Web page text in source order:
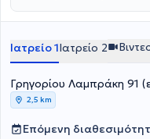
Ιατρείο 1Ιατρείο 2
Γρηγορίου Λαμπράκη 91
2,5 km
Επόμενη